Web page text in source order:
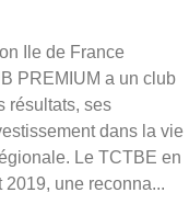
Ile de France
PREMIUM a un club
résultats, ses
dans la vie
Le TCTBE en
une reconna...